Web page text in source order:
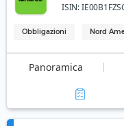
ISIN:
Obbligazioni Nord
Panoramica